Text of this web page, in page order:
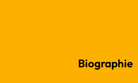
Biographie